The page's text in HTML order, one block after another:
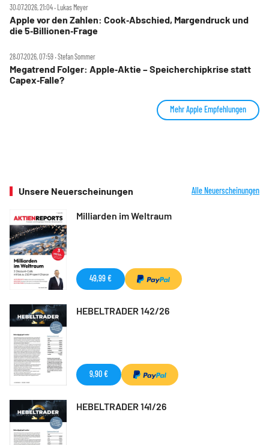
30.07.2026, 21:04 ‧ Lukas Meyer
Apple vor den Zahlen: Cook‑Abschied, Margendruck und
die 5‑Billionen‑Frage
28.07.2026, 07:59 ‧ Stefan Sommer
Megatrend Folger: Apple‑Aktie – Speicherchipkrise statt
Capex‑Falle?
Mehr Apple Empfehlungen
Unsere Neuerscheinungen Alle Neuerscheinungen
Milliarden im Weltraum
49,99 €
HEBELTRADER 142/26
9,90 €
HEBELTRADER 141/26